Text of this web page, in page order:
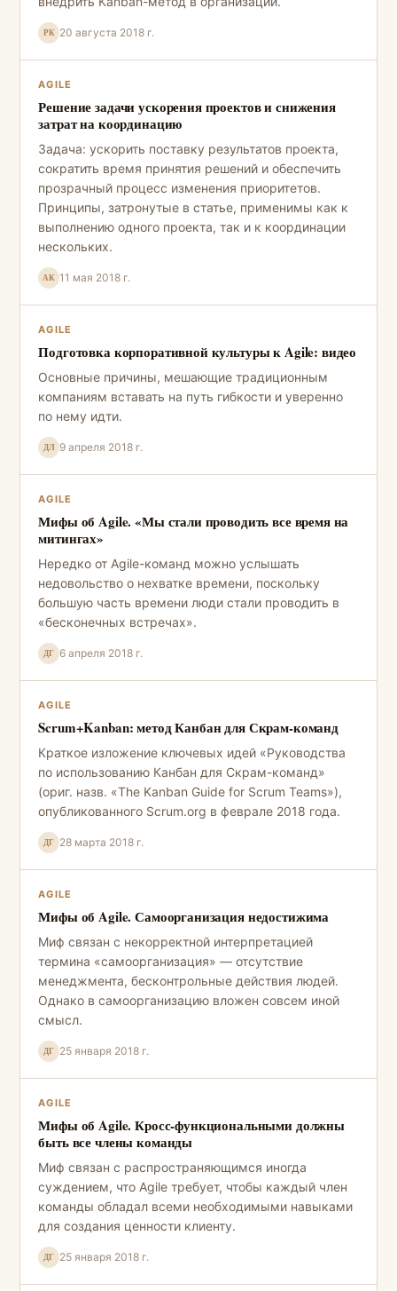
РК 20 августа 2018 г.
AGILE
Решение задачи ускорения проектов и снижения
затрат на координацию
Задача: ускорить поставку результатов проекта,
сократить время принятия решений и обеспечить
прозрачный процесс изменения приоритетов.
Принципы, затронутые в статье, применимы как к
выполнению одного проекта, так и к координации
нескольких.
АК 11 мая 2018 г.
AGILE
Подготовка корпоративной культуры к Agile: видео
Основные причины, мешающие традиционным
компаниям вставать на путь гибкости и уверенно
по нему идти.
ДЛ 9 апреля 2018 г.
AGILE
Мифы об Agile. «Мы стали проводить все время на
митингах»
Нередко от Agile-команд можно услышать
недовольство о нехватке времени, поскольку
большую часть времени люди стали проводить в
«бесконечных встречах».
ДГ 6 апреля 2018 г.
AGILE
Scrum+Kanban: метод Канбан для Скрам-команд
Краткое изложение ключевых идей «Руководства
по использованию Канбан для Скрам-команд»
(ориг. назв. «The Kanban Guide for Scrum Teams»),
опубликованного Scrum.org в феврале 2018 года.
ДГ 28 марта 2018 г.
AGILE
Мифы об Agile. Самоорганизация недостижима
Миф связан с некорректной интерпретацией
термина «самоорганизация» — отсутствие
менеджмента, бесконтрольные действия людей.
Однако в самоорганизацию вложен совсем иной
смысл.
ДГ 25 января 2018 г.
AGILE
Мифы об Agile. Кросс-функциональными должны
быть все члены команды
Миф связан с распространяющимся иногда
суждением, что Agile требует, чтобы каждый член
команды обладал всеми необходимыми навыками
для создания ценности клиенту.
ДГ 25 января 2018 г.